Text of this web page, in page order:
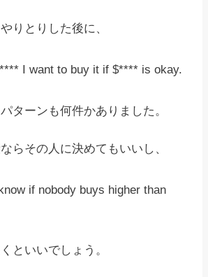
りとりした後に、
I want to buy it if $**** is okay.
ターンも何件かありました。
らその人に決めてもいいし、
if nobody buys higher than
といいでしょう。